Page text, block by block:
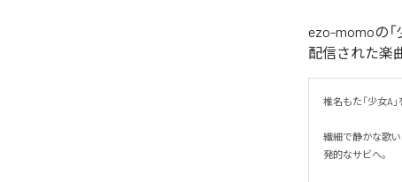
ezo-momoの
配信された楽
椎名もた「少女A
繊細で静かな歌
発的なサビへ。